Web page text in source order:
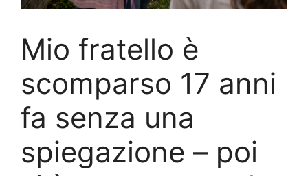
Mio fratello è
scomparso 17 anni
fa senza una
spiegazione – poi